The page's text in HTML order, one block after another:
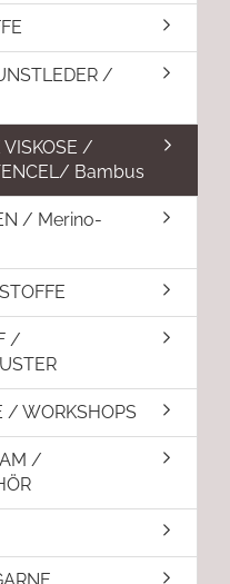
/
/
Bambus
/ Merino-
/
/ WORKSHOPS
/